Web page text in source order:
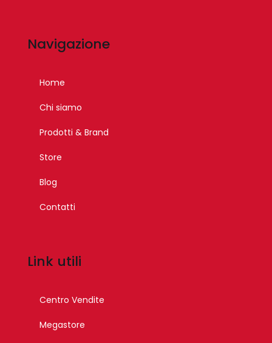
Navigazione
Home
Chi siamo
Prodotti & Brand
Store
Blog
Contatti
Link utili
Centro Vendite
Megastore